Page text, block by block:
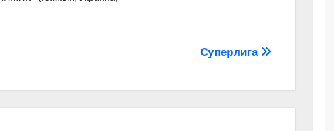
Суперлига